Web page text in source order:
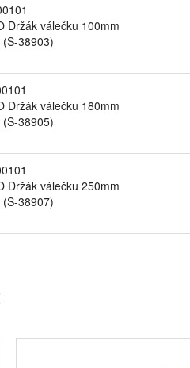
Držák válečku 100mm
38903)
Držák válečku 180mm
38905)
Držák válečku 250mm
38907)